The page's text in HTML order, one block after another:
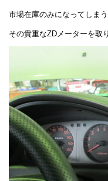
市場在庫のみになってしま
その貴重なZDメーターを取